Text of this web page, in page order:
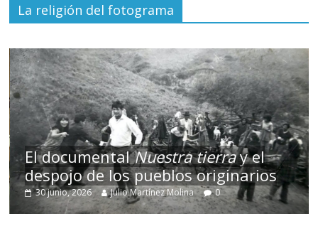
La religión del fotograma
El documentalNuestra tierray el
despojo de los pueblos originarios
30 junio, 2026 Julio Martínez Molina 0